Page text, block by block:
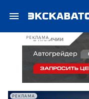
РЕКЛАМА
РЕКЛАМА